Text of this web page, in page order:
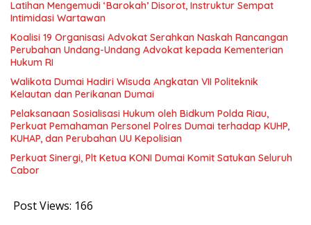
Latihan Mengemudi ‘Barokah’ Disorot, Instruktur Sempat
Intimidasi Wartawan
Koalisi 19 Organisasi Advokat Serahkan Naskah Rancangan
Perubahan Undang-Undang Advokat kepada Kementerian
Hukum RI
Walikota Dumai Hadiri Wisuda Angkatan VII Politeknik
Kelautan dan Perikanan Dumai
Pelaksanaan Sosialisasi Hukum oleh Bidkum Polda Riau,
Perkuat Pemahaman Personel Polres Dumai terhadap KUHP,
KUHAP, dan Perubahan UU Kepolisian
Perkuat Sinergi, Plt Ketua KONI Dumai Komit Satukan Seluruh
Cabor
Post Views: 166